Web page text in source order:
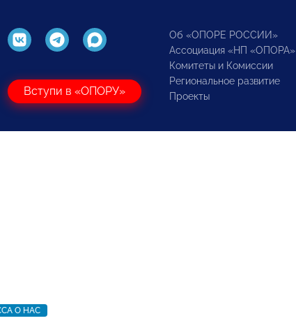
Вступи в «ОПОРУ»
Об «ОПОРЕ РОССИИ»
Ассоциация «НП «ОПОРА»
Комитеты и Комиссии
Региональное развитие
Проекты
О НАС